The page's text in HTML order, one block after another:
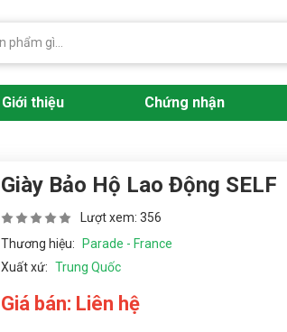
Giới thiệu Chứng nhận
Giày Bảo Hộ Lao Động SELF
Lượt xem: 356
Thương hiệu:
Parade - France
Xuất xứ: Trung Quốc
Giá bán: Liên hệ